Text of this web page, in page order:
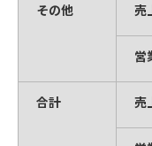
その他 売
営
合計 売